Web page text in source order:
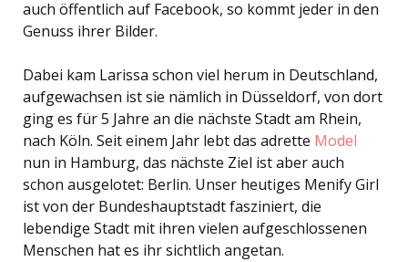
auch öffentlich auf Facebook, so kommt jeder in den
Genuss ihrer Bilder.
Dabei kam Larissa schon viel herum in Deutschland,
aufgewachsen ist sie nämlich in Düsseldorf, von dort
ging es für 5 Jahre an die nächste Stadt am Rhein,
nach Köln. Seit einem Jahr lebt das adrette Model
nun in Hamburg, das nächste Ziel ist aber auch
schon ausgelotet: Berlin. Unser heutiges Menify Girl
ist von der Bundeshauptstadt fasziniert, die
lebendige Stadt mit ihren vielen aufgeschlossenen
Menschen hat es ihr sichtlich angetan.